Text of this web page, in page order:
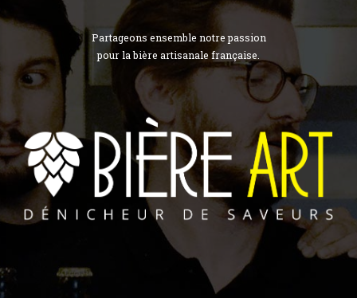
Partageons ensemble notre passion
pour la bière artisanale française.